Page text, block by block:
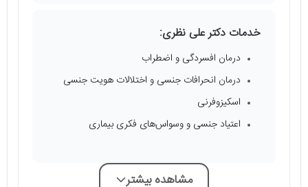
خدمات دکتر علی نظری:
درمان افسردگی و اضطراب
درمان انحرافات جنسی و اختلالات هویت جنسی
اسکیزوفرنی
اعتیاد جنسی و وسواس‌های فکری بیماری
مشاهده بیشتر